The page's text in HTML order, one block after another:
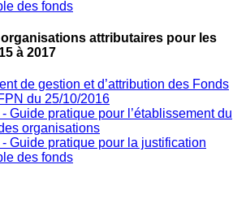
des fonds
attributaires pour les
à 2017
de gestion et d’attribution des Fonds
du 25/10/2016
Guide pratique pour l’établissement du
organisations
Guide pratique pour la justification
des fonds